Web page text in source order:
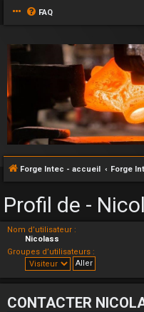
FAQ
Forge Intec - accueil Forge
Profil de -
Nom d’utilisateur :
Nicolass
Groupes d’utilisateurs :
CONTACTER